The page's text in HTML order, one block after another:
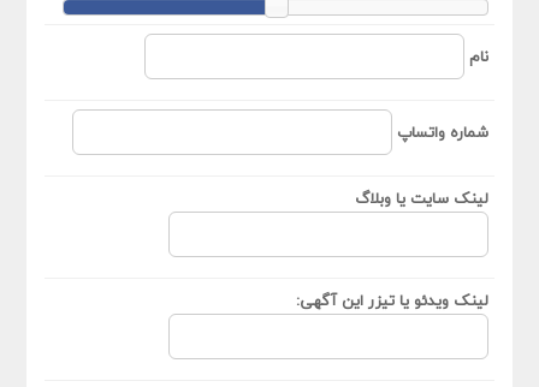
نام
شماره واتساپ
لینک سایت یا وبلاگ
لینک ویدئو یا تیزر این آگهی: